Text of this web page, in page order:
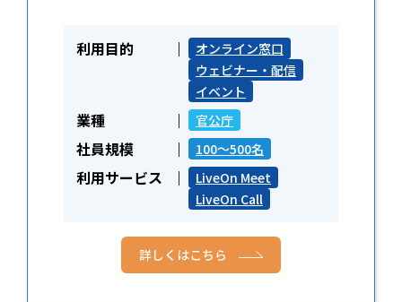
利用目的
オンライン窓口
ウェビナー・配信
イベント
業種 官公庁
社員規模 100～500名
利用サービス
LiveOn Meet
LiveOn Call
詳しくはこちら